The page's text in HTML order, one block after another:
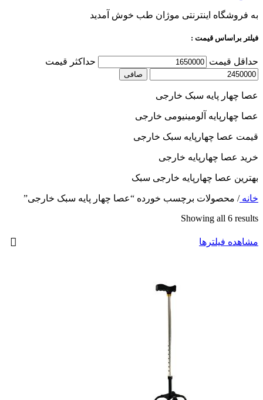
به فروشگاه اینترنتی موژان طب خوش آمدید
فیلتر براساس قیمت :
حداقل قیمت حداكثر قيمت
صافی
عصا چهار پایه سبک خارجی
عصا چهارپایه آلومینیومی خارجی
قیمت عصا چهارپایه سبک خارجی
خرید عصا چهارپایه خارجی
بهترین عصا چهارپایه خارجی سبک
خانه/ محصولات برچسب خورده “عصا چهار پایه سبک خارجی”
Showing all 6 results
مشاهده فیلترها